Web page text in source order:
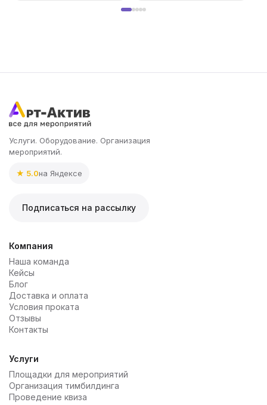
Услуги. Оборудование. Организация
мероприятий.
★ 5.0на Яндексе
Подписаться на рассылку
Компания
Наша команда
Кейсы
Блог
Доставка и оплата
Условия проката
Отзывы
Контакты
Услуги
Площадки для мероприятий
Организация тимбилдинга
Проведение квиза